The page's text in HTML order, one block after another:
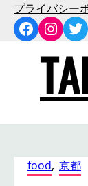
プライバシー
food, 京都